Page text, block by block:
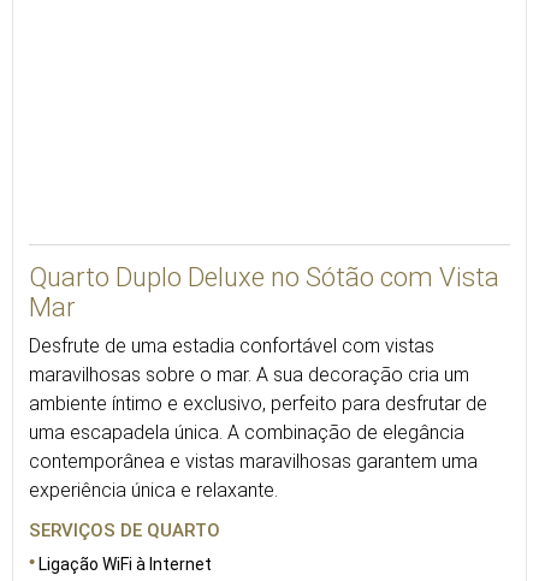
Quarto Duplo Deluxe no Sótão com Vista
Mar
Desfrute de uma estadia confortável com vistas
maravilhosas sobre o mar. A sua decoração cria um
ambiente íntimo e exclusivo, perfeito para desfrutar de
uma escapadela única. A combinação de elegância
contemporânea e vistas maravilhosas garantem uma
experiência única e relaxante.
SERVIÇOS DE QUARTO
Ligação WiFi à Internet